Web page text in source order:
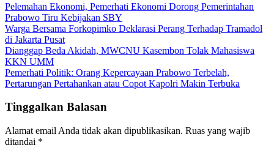
Pelemahan Ekonomi, Pemerhati Ekonomi Dorong Pemerintahan
Prabowo Tiru Kebijakan SBY
Warga Bersama Forkopimko Deklarasi Perang Terhadap Tramadol
di Jakarta Pusat
Dianggap Beda Akidah, MWCNU Kasembon Tolak Mahasiswa
KKN UMM
Pemerhati Politik: Orang Kepercayaan Prabowo Terbelah,
Pertarungan Pertahankan atau Copot Kapolri Makin Terbuka
Tinggalkan Balasan
Alamat email Anda tidak akan dipublikasikan. Ruas yang wajib
ditandai *